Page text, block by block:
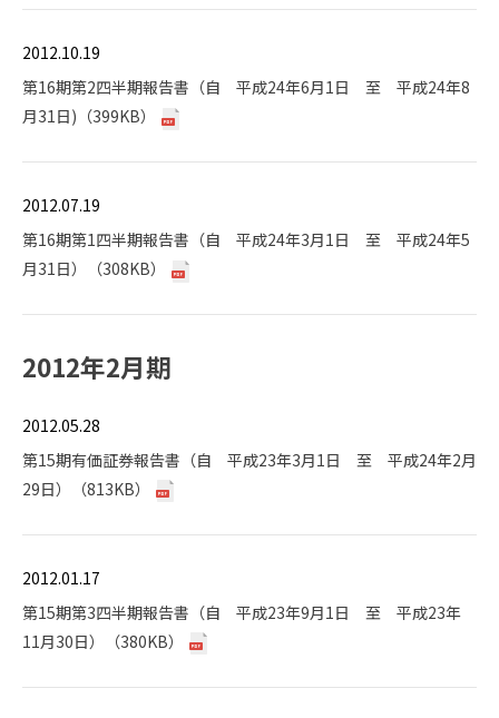
2012.10.19
第16期第2四半期報告書（自 平成24年6月1日 至 平成24年8
月31日)（399KB）
2012.07.19
第16期第1四半期報告書（自 平成24年3月1日 至 平成24年5
月31日）（308KB）
2012年2月期
2012.05.28
第15期有価証券報告書（自 平成23年3月1日 至 平成24年2月
29日）（813KB）
2012.01.17
第15期第3四半期報告書（自 平成23年9月1日 至 平成23年
11月30日）（380KB）